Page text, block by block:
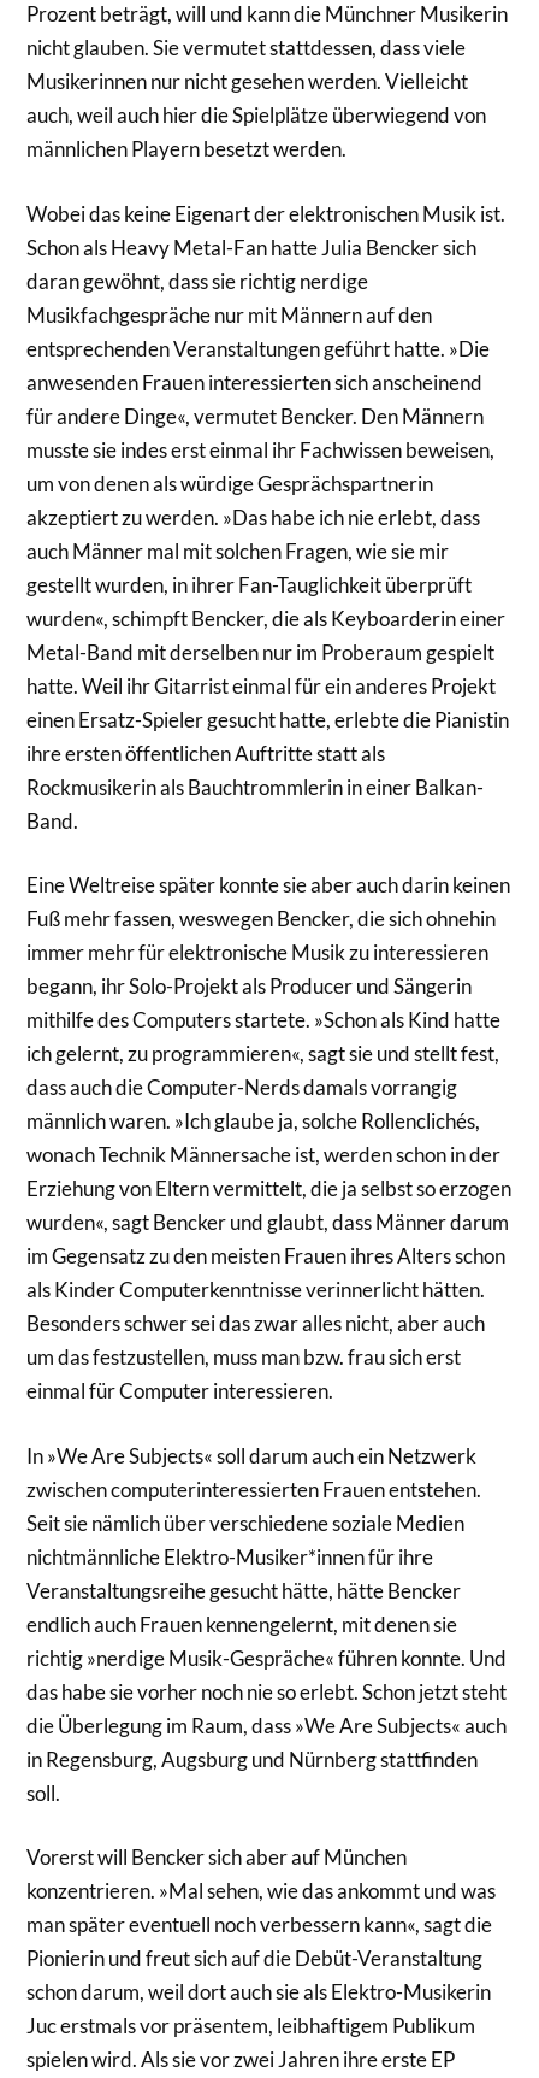
Prozent beträgt, will und kann die Münchner Musikerin
nicht glauben. Sie vermutet stattdessen, dass viele
Musikerinnen nur nicht gesehen werden. Vielleicht
auch, weil auch hier die Spielplätze überwiegend von
männlichen Playern besetzt werden.
Wobei das keine Eigenart der elektronischen Musik ist.
Schon als Heavy Metal-Fan hatte Julia Bencker sich
daran gewöhnt, dass sie richtig nerdige
Musikfachgespräche nur mit Männern auf den
entsprechenden Veranstaltungen geführt hatte. »Die
anwesenden Frauen interessierten sich anscheinend
für andere Dinge«, vermutet Bencker. Den Männern
musste sie indes erst einmal ihr Fachwissen beweisen,
um von denen als würdige Gesprächspartnerin
akzeptiert zu werden. »Das habe ich nie erlebt, dass
auch Männer mal mit solchen Fragen, wie sie mir
gestellt wurden, in ihrer Fan-Tauglichkeit überprüft
wurden«, schimpft Bencker, die als Keyboarderin einer
Metal-Band mit derselben nur im Proberaum gespielt
hatte. Weil ihr Gitarrist einmal für ein anderes Projekt
einen Ersatz-Spieler gesucht hatte, erlebte die Pianistin
ihre ersten öffentlichen Auftritte statt als
Rockmusikerin als Bauchtrommlerin in einer Balkan-
Band.
Eine Weltreise später konnte sie aber auch darin keinen
Fuß mehr fassen, weswegen Bencker, die sich ohnehin
immer mehr für elektronische Musik zu interessieren
begann, ihr Solo-Projekt als Producer und Sängerin
mithilfe des Computers startete. »Schon als Kind hatte
ich gelernt, zu programmieren«, sagt sie und stellt fest,
dass auch die Computer-Nerds damals vorrangig
männlich waren. »Ich glaube ja, solche Rollenclichés,
wonach Technik Männersache ist, werden schon in der
Erziehung von Eltern vermittelt, die ja selbst so erzogen
wurden«, sagt Bencker und glaubt, dass Männer darum
im Gegensatz zu den meisten Frauen ihres Alters schon
als Kinder Computerkenntnisse verinnerlicht hätten.
Besonders schwer sei das zwar alles nicht, aber auch
um das festzustellen, muss man bzw. frau sich erst
einmal für Computer interessieren.
In »We Are Subjects« soll darum auch ein Netzwerk
zwischen computerinteressierten Frauen entstehen.
Seit sie nämlich über verschiedene soziale Medien
nichtmännliche Elektro-Musiker*innen für ihre
Veranstaltungsreihe gesucht hätte, hätte Bencker
endlich auch Frauen kennengelernt, mit denen sie
richtig »nerdige Musik-Gespräche« führen konnte. Und
das habe sie vorher noch nie so erlebt. Schon jetzt steht
die Überlegung im Raum, dass »We Are Subjects« auch
in Regensburg, Augsburg und Nürnberg stattfinden
soll.
Vorerst will Bencker sich aber auf München
konzentrieren. »Mal sehen, wie das ankommt und was
man später eventuell noch verbessern kann«, sagt die
Pionierin und freut sich auf die Debüt-Veranstaltung
schon darum, weil dort auch sie als Elektro-Musikerin
Juc erstmals vor präsentem, leibhaftigem Publikum
spielen wird. Als sie vor zwei Jahren ihre erste EP